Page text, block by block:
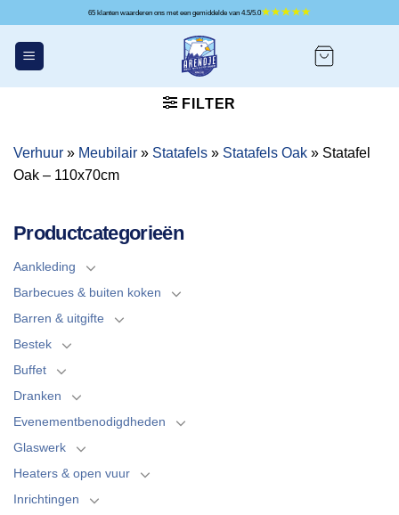
inhoud
65 klanten waarderen ons met een gemiddelde van 4.5/5.0
FILTER
Verhuur » Meubilair » Statafels » Statafels Oak » Statafel
Oak – 110x70cm
Productcategorieën
Aankleding
Barbecues & buiten koken
Barren & uitgifte
Bestek
Buffet
Dranken
Evenementbenodigdheden
Glaswerk
Heaters & open vuur
Inrichtingen